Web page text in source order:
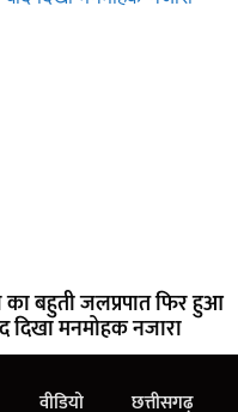
बहुती जलप्रपात फिर हुआ
दिखा मनमोहक नजारा
वीडियो छत्तीसगढ़